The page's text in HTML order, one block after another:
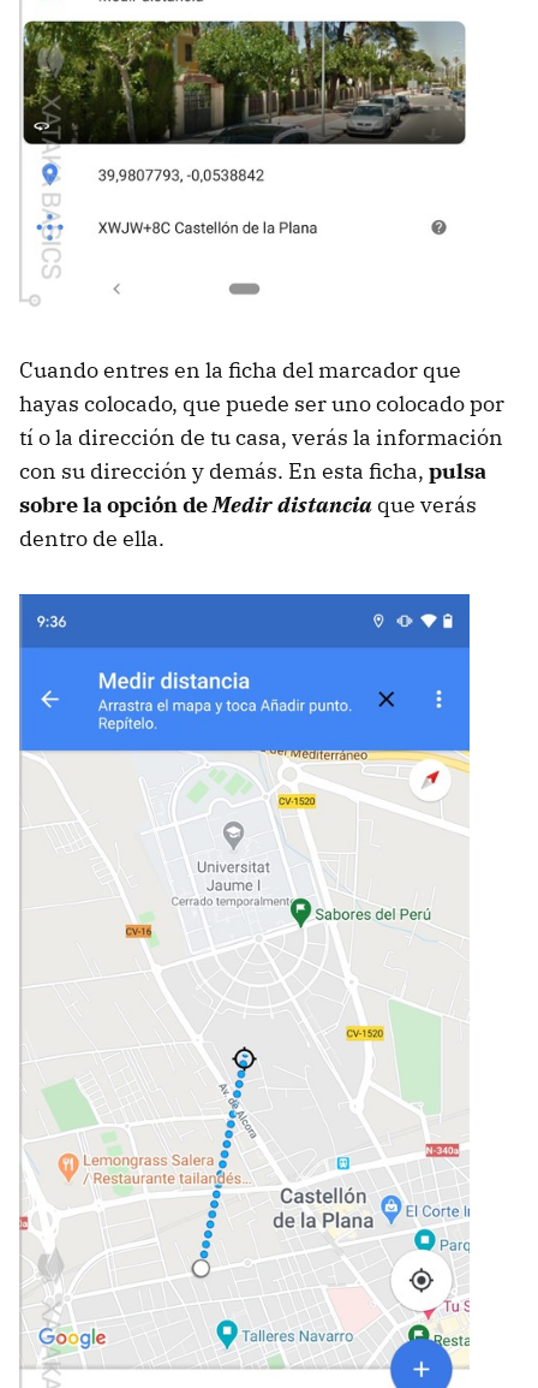
Cuando entres en la ficha del marcador que
hayas colocado, que puede ser uno colocado por
tí o la dirección de tu casa, verás la información
con su dirección y demás. En esta ficha, pulsa
sobre la opción deMedir distancia que verás
dentro de ella.